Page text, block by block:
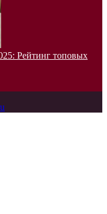
Рейтинг топовых